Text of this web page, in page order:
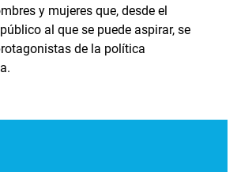
y mujeres que, desde el
al que se puede aspirar, se
de la política